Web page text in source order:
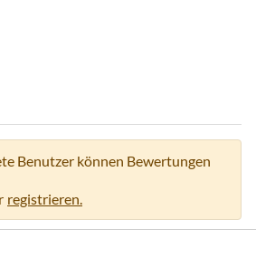
Benutzer können Bewertungen
registrieren.